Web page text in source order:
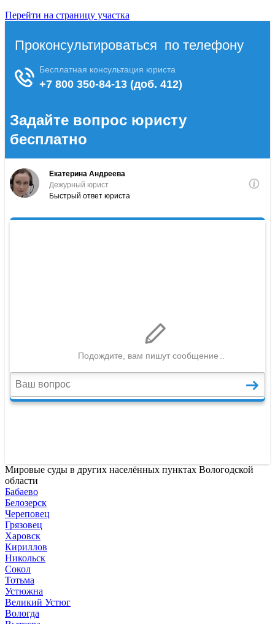
Перейти на страницу участка
Мировые суды в других населённых пунктах Вологодской
области
Бабаево
Белозерск
Череповец
Грязовец
Харовск
Кириллов
Никольск
Сокол
Тотьма
Устюжна
Великий Устюг
Вологда